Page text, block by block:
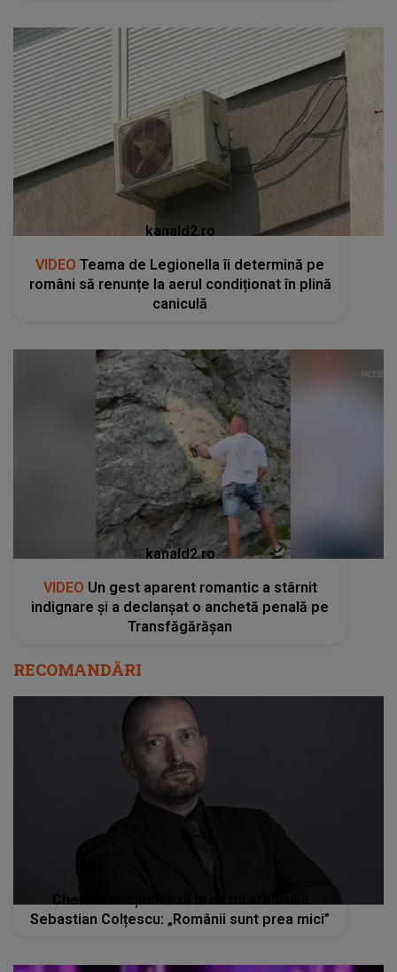
kanald2.ro
VIDEO Teama de Legionella îi determină pe
români să renunțe la aerul condiționat în plină
caniculă
kanald2.ro
VIDEO Un gest aparent romantic a stârnit
indignare și a declanșat o anchetă penală pe
Transfăgărășan
RECOMANDĂRI
Cheloo reacționează în cazul arbitrului
Sebastian Colțescu: „Românii sunt prea mici”